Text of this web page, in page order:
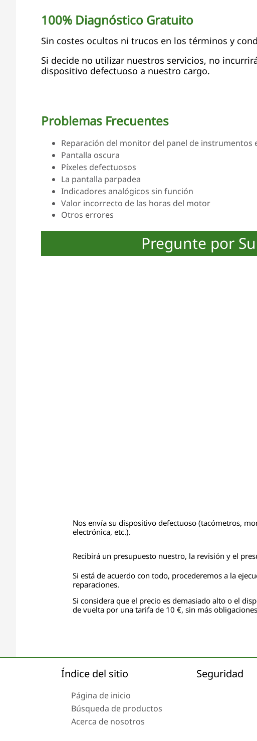
100% Diagnóstico Gratuito
Sin costes ocultos ni trucos en los términos y
Si decide no utilizar nuestros servicios, no
dispositivo defectuoso a nuestro cargo.
Problemas Frecuentes
Reparación del monitor del panel de instrumentos
Pantalla oscura
Píxeles defectuosos
La pantalla parpadea
Indicadores analógicos sin función
Valor incorrecto de las horas del motor
Otros errores
Pregunte por
Nos envía su dispositivo defectuoso (tacómetros,
electrónica, etc.).
Recibirá un presupuesto nuestro, la revisión y el
Si está de acuerdo con todo, procederemos a la
reparaciones.
Si considera que el precio es demasiado alto o el
de vuelta por una tarifa de 10 €, sin más
Índice del sitio
Página de inicio
Búsqueda de productos
Acerca de nosotros
Seguridad